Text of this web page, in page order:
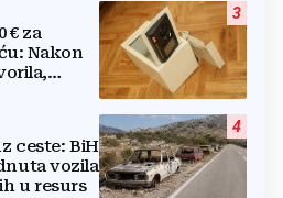
3
€ za
Nakon
4
ceste: BiH
vozila
u resurs